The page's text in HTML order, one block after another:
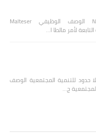
المسمى الوظيفي: Nurse الوصف الوظيفي Malteser
حدود للتنمية المجتمعية الوصف
ج…